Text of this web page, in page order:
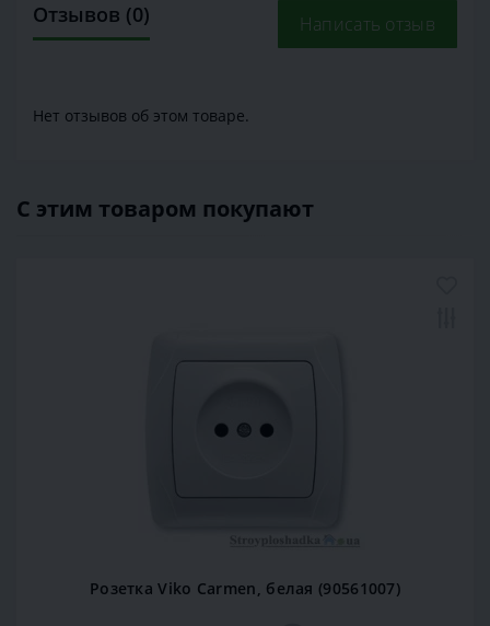
Отзывов (0) Написать отзыв
Нет отзывов об этом товаре.
С этим товаром покупают
Розетка Viko Carmen, белая (90561007)